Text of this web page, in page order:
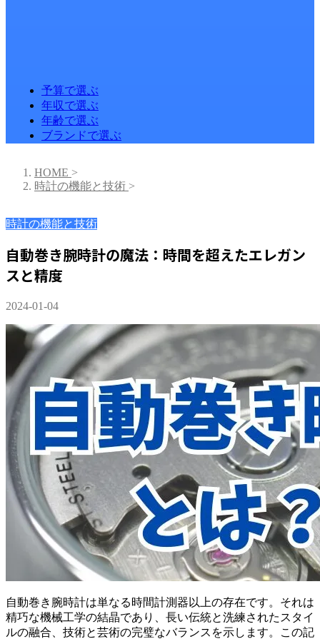
予算で選ぶ
年収で選ぶ
年齢で選ぶ
ブランドで選ぶ
HOME >
時計の機能と技術 >
時計の機能と技術
自動巻き腕時計の魔法：時間を超えたエレガン
スと精度
2024-01-04
自動巻き腕時計は単なる時間計測器以上の存在です。それは
精巧な機械工学の結晶であり、長い伝統と洗練されたスタイ
ルの融合、技術と芸術の完璧なバランスを示します。この記